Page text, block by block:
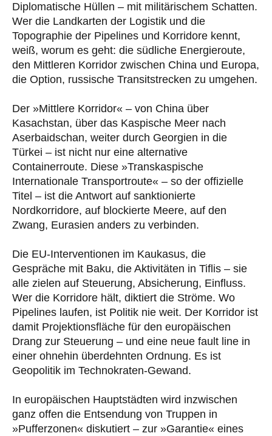
Diplomatische Hüllen – mit militärischem Schatten.
Wer die Landkarten der Logistik und die
Topographie der Pipelines und Korridore kennt,
weiß, worum es geht: die südliche Energieroute,
den Mittleren Korridor zwischen China und Europa,
die Option, russische Transitstrecken zu umgehen.
Der »Mittlere Korridor« – von China über
Kasachstan, über das Kaspische Meer nach
Aserbaidschan, weiter durch Georgien in die
Türkei – ist nicht nur eine alternative
Containerroute. Diese »Transkaspische
Internationale Transportroute« – so der offizielle
Titel – ist die Antwort auf sanktionierte
Nordkorridore, auf blockierte Meere, auf den
Zwang, Eurasien anders zu verbinden.
Die EU-Interventionen im Kaukasus, die
Gespräche mit Baku, die Aktivitäten in Tiflis – sie
alle zielen auf Steuerung, Absicherung, Einfluss.
Wer die Korridore hält, diktiert die Ströme. Wo
Pipelines laufen, ist Politik nie weit. Der Korridor ist
damit Projektionsfläche für den europäischen
Drang zur Steuerung – und eine neue fault line in
einer ohnehin überdehnten Ordnung. Es ist
Geopolitik im Technokraten-Gewand.
In europäischen Hauptstädten wird inzwischen
ganz offen die Entsendung von Truppen in
»Pufferzonen« diskutiert – zur »Garantie« eines